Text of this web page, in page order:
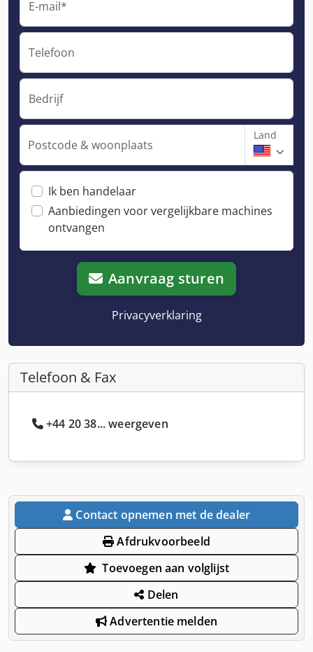
E-mail*
Telefoon
Bedrijf
Postcode & woonplaats
Land
Ik ben handelaar
Aanbiedingen voor vergelijkbare machines
ontvangen
Aanvraag sturen
Privacyverklaring
Telefoon & Fax
+44 20 38... weergeven
Contact opnemen met de dealer
Afdrukvoorbeeld
Toevoegen aan volglijst
Delen
Advertentie melden